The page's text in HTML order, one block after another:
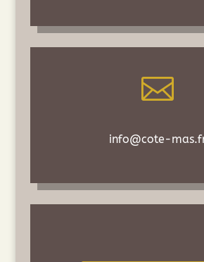

info@cote-